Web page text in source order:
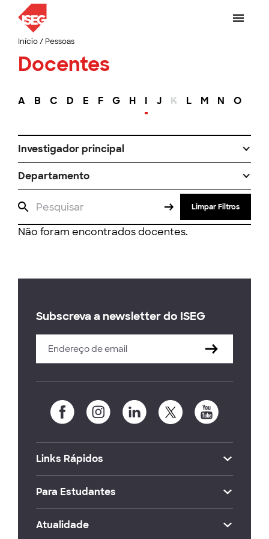
Início/ Pessoas
Docentes
A B C D E F G H I J K L M N O
Investigador principal
Departamento
Limpar Filtros
Não foram encontrados docentes.
Subscreva a newsletter do ISEG
Links Rápidos
Para Estudantes
Atualidade